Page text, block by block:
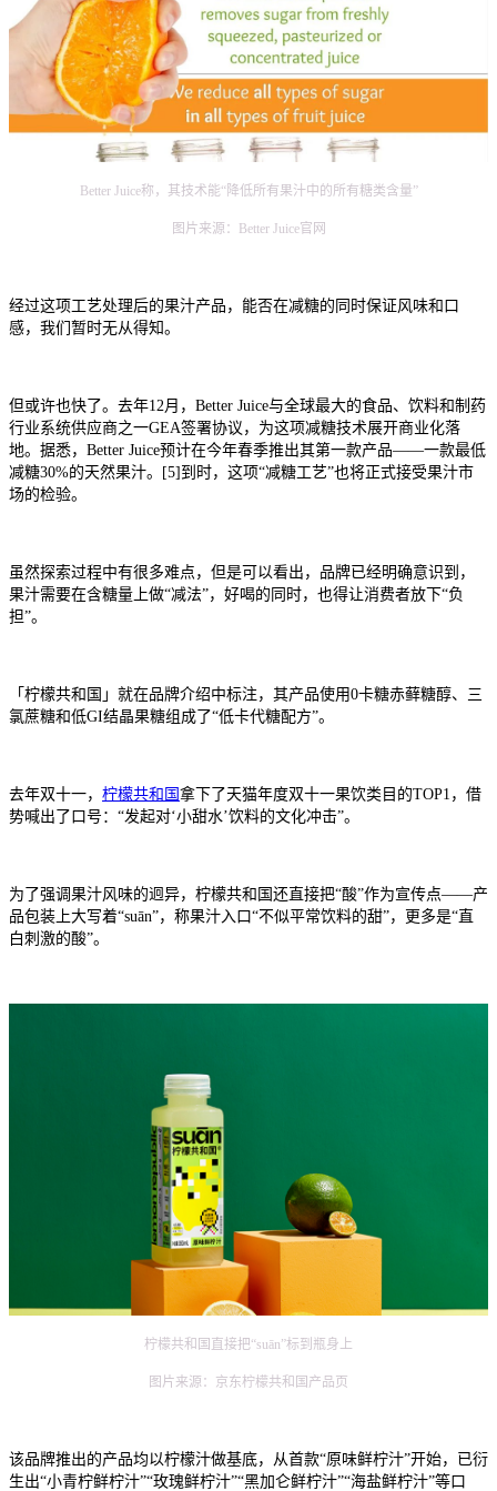
Better Juice称，其技术能“降低所有果汁中的所有糖类含量”
图片来源：Better Juice官网
经过这项工艺处理后的果汁产品，能否在减糖的同时保证风味和口
感，我们暂时无从得知。
但或许也快了。去年12月，Better Juice与全球最大的食品、饮料和制药
行业系统供应商之一GEA签署协议，为这项减糖技术展开商业化落
地。据悉，Better Juice预计在今年春季推出其第一款产品——一款最低
减糖30%的天然果汁。[5]到时，这项“减糖工艺”也将正式接受果汁市
场的检验。
虽然探索过程中有很多难点，但是可以看出，品牌已经明确意识到，
果汁需要在含糖量上做“减法”，好喝的同时，也得让消费者放下“负
担”。
「柠檬共和国」就在品牌介绍中标注，其产品使用0卡糖赤藓糖醇、三
氯蔗糖和低GI结晶果糖组成了“低卡代糖配方”。
去年双十一， 柠檬共和国 拿下了天猫年度双十一果饮类目的TOP1，借
势喊出了口号：“发起对‘小甜水’饮料的文化冲击”。
为了强调果汁风味的迥异，柠檬共和国还直接把“酸”作为宣传点——产
品包装上大写着“suān”，称果汁入口“不似平常饮料的甜”，更多是“直
白刺激的酸”。
柠檬共和国直接把“suān”标到瓶身上
图片来源：京东柠檬共和国产品页
该品牌推出的产品均以柠檬汁做基底，从首款“原味鲜柠汁”开始，已衍
生出“小青柠鲜柠汁”“玫瑰鲜柠汁”“黑加仑鲜柠汁”“海盐鲜柠汁”等口